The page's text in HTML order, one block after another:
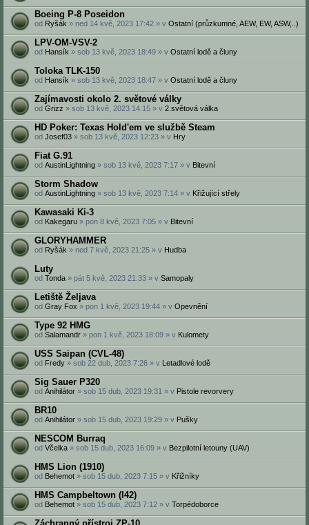
Boeing P-8 Poseidon
od Ryšák » ned 14 kvě, 2023 17:42 » v Ostatní (průzkumné, AEW, EW, ASW,..)
LPV-OM-VSV-2
od Hansík » sob 13 kvě, 2023 18:49 » v Ostatní lodě a čluny
Toloka TLK-150
od Hansík » sob 13 kvě, 2023 18:47 » v Ostatní lodě a čluny
Zajímavosti okolo 2. světové války
od Grizz » sob 13 kvě, 2023 14:15 » v 2.světová válka
HD Poker: Texas Hold'em ve službě Steam
od Josef03 » sob 13 kvě, 2023 12:23 » v Hry
Fiat G.91
od AustinLightning » sob 13 kvě, 2023 7:17 » v Bitevní
Storm Shadow
od AustinLightning » sob 13 kvě, 2023 7:14 » v Křižující střely
Kawasaki Ki-3
od Kakegaru » pon 8 kvě, 2023 7:05 » v Bitevní
GLORYHAMMER
od Ryšák » ned 7 kvě, 2023 21:25 » v Hudba
Luty
od Tonda » pát 5 kvě, 2023 21:33 » v Samopaly
Letiště Željava
od Gray Fox » pon 1 kvě, 2023 19:44 » v Opevnění
Type 92 HMG
od Salamandr » pon 1 kvě, 2023 18:09 » v Kulomety
USS Saipan (CVL-48)
od Fredy » sob 22 dub, 2023 7:26 » v Letadlové lodě
Sig Sauer P320
od Anihilátor » sob 15 dub, 2023 19:31 » v Pistole revorvery
BR10
od Anihilátor » sob 15 dub, 2023 19:29 » v Pušky
NESCOM Burraq
od Včelka » sob 15 dub, 2023 16:09 » v Bezpilotní letouny (UAV)
HMS Lion (1910)
od Behemot » sob 15 dub, 2023 7:15 » v Křižníky
HMS Campbeltown (I42)
od Behemot » sob 15 dub, 2023 7:12 » v Torpédoborce
Záchranný přístroj ZP-10